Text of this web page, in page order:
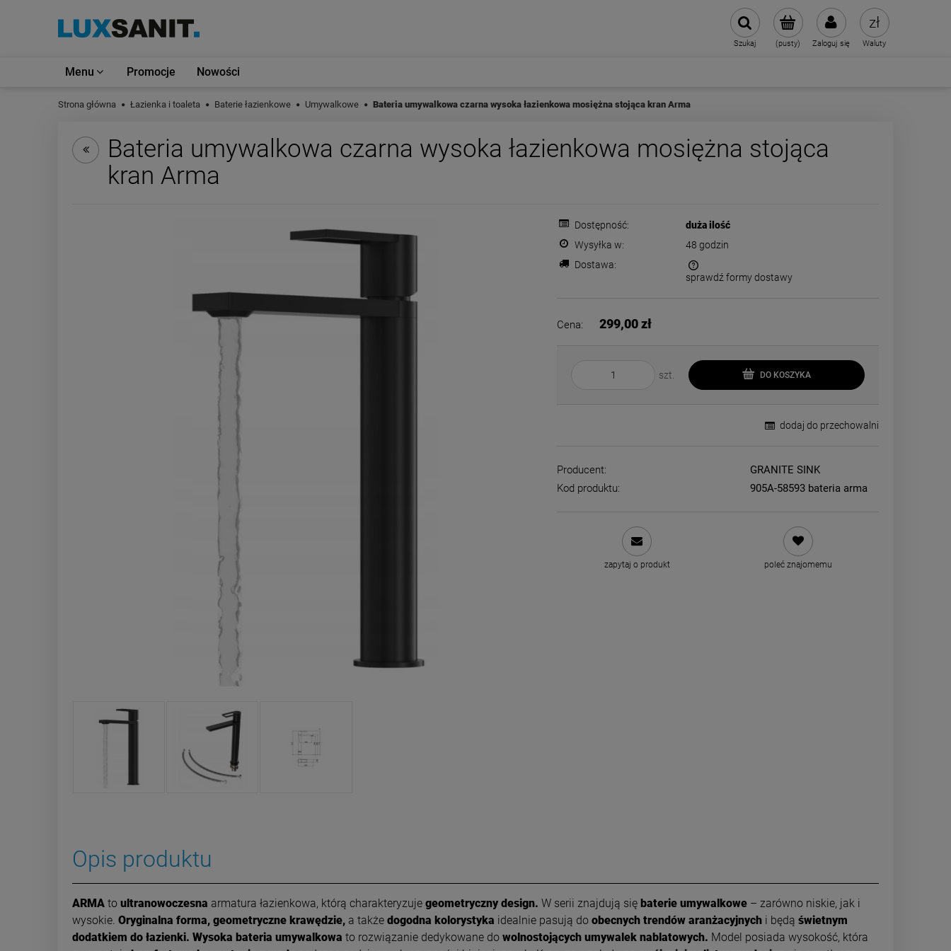
(pusty) Zaloguj się
Szukaj Waluty
Menu Promocje Nowości
Strona główna Łazienka i toaleta Baterie łazienkowe Umywalkowe Bateria umywalkowa czarna wysoka łazienkowa mosiężna stojąca kran Arma
Bateria umywalkowa czarna wysoka łazienkowa mosiężna stojąca
kran Arma
Dostępność:
duża ilość
Wysyłka w:
48 godzin
Dostawa:
sprawdź formy dostawy
Cena: 299,00 zł
szt. DO KOSZYKA
dodaj do przechowalni
Producent:
GRANITE SINK
Kod produktu:
905A-58593 bateria arma
zapytaj o produkt poleć znajomemu
Opis produktu
ARMA to ultranowoczesna armatura łazienkowa, którą charakteryzuje geometryczny design. W serii znajdują się baterie umywalkowe – zarówno niskie, jak i
wysokie. Oryginalna forma, geometryczne krawędzie, a także dogodna kolorystyka idealnie pasują do obecnych trendów aranżacyjnych i będą świetnym
dodatkiem do łazienki. Wysoka bateria umywalkowa to rozwiązanie dedykowane do wolnostojących umywalek nablatowych. Model posiada wysokość, która